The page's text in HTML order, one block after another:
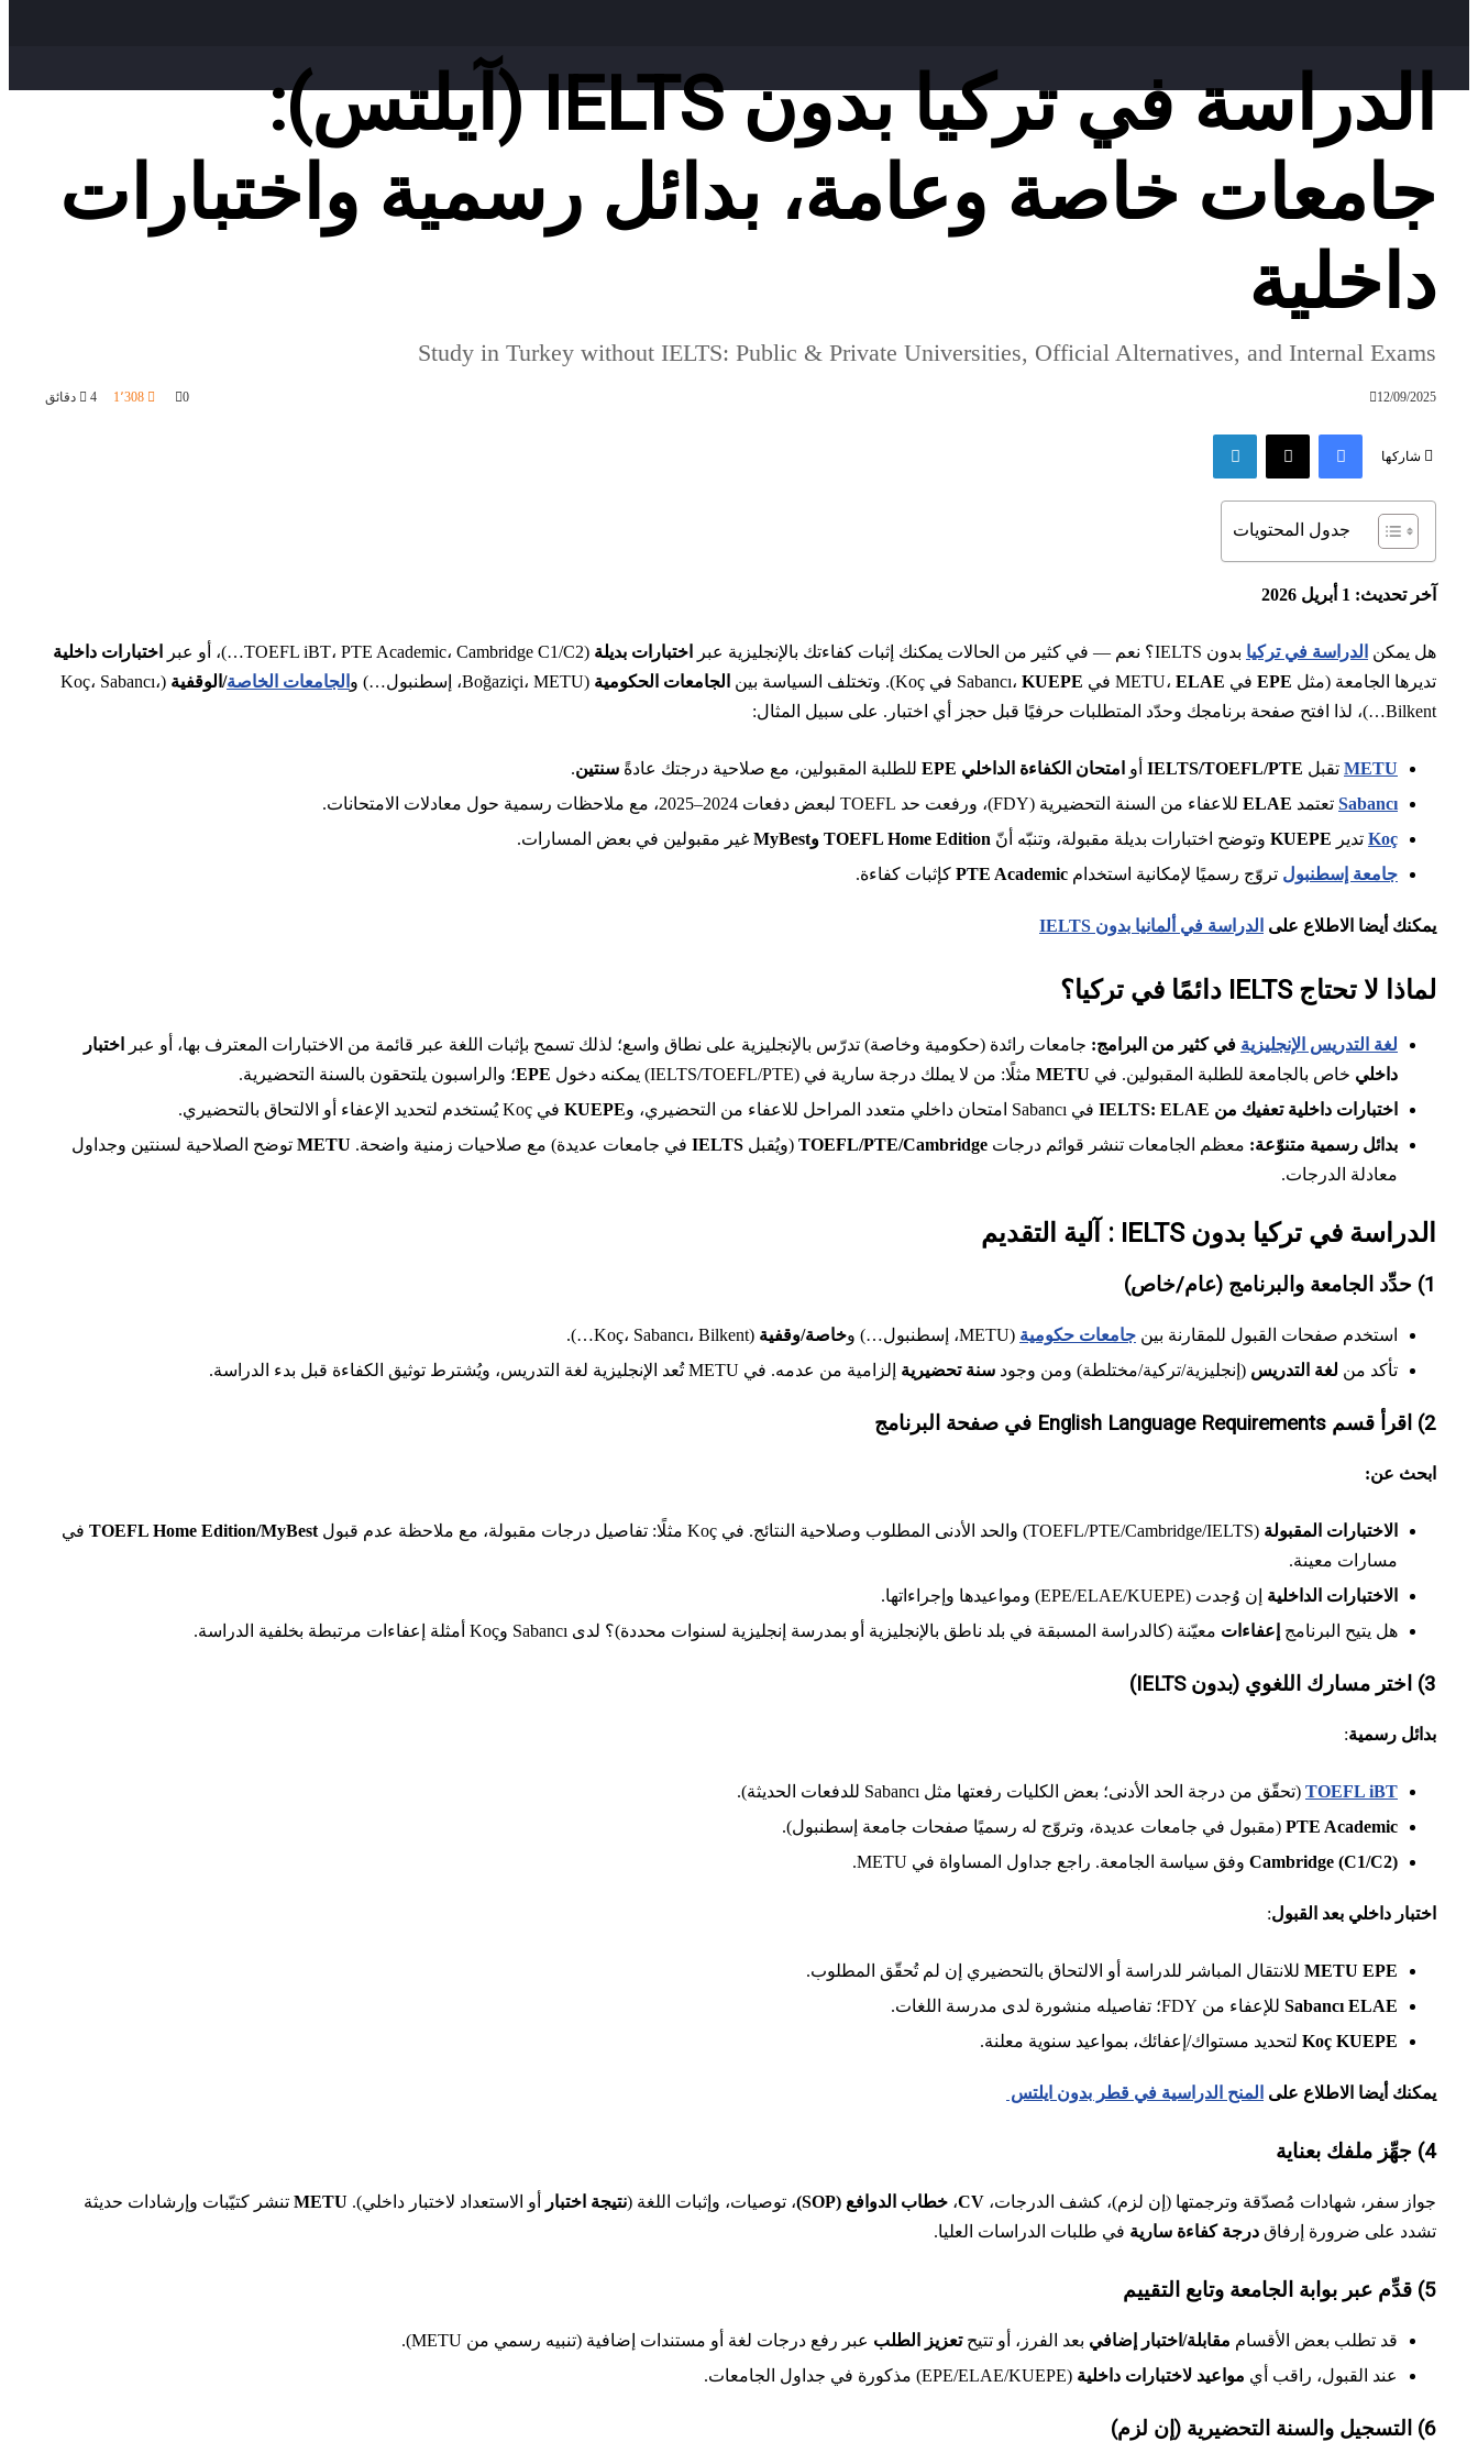
الدراسة في تركيا بدون IELTS (آيلتس):
جامعات خاصة وعامة، بدائل رسمية واختبارات
داخلية
Study in Turkey without IELTS: Public & Private Universities, Official Alternatives, and Internal Exams
12/09/2025
0 1٬308 4 دقائق
شاركها
فيسبوك‫X لينكدإن
جدول المحتويات
آخر تحديث: 1 أبريل 2026
هل يمكن الدراسة في تركيا بدون IELTS؟ نعم — في كثير من الحالات يمكنك إثبات كفاءتك بالإنجليزية عبر اختبارات بديلة (TOEFL iBT، PTE Academic، Cambridge C1/C2…)، أو عبر
اختبارات داخلية
تديرها الجامعة (مثل EPE في METU، ELAE في Sabancı، KUEPE في Koç). وتختلف السياسة بين الجامعات الحكومية (Boğaziçi، METU، إسطنبول…) و الجامعات الخاصة/الوقفية
(Koç، Sabancı،
Bilkent…)، لذا افتح صفحة برنامجك وحدّد المتطلبات حرفيًا قبل حجز أي اختبار. على سبيل المثال:
METU تقبل IELTS/TOEFL/PTE أو امتحان الكفاءة الداخلي EPE للطلبة المقبولين، مع صلاحية درجتك عادةً سنتين.
Sabancı تعتمد ELAE للاعفاء من السنة التحضيرية (FDY)، ورفعت حد TOEFL لبعض دفعات 2024–2025، مع ملاحظات رسمية حول معادلات الامتحانات.
Koç تدير KUEPE وتوضح اختبارات بديلة مقبولة، وتنبّه أنّ TOEFL Home Edition وMyBest
غير مقبولين في بعض المسارات.
جامعة إسطنبول تروّج رسميًا لإمكانية استخدام PTE Academic كإثبات كفاءة.
يمكنك أيضا الاطلاع على الدراسة في ألمانيا بدون IELTS
لماذا لا تحتاج IELTS دائمًا في تركيا؟
لغة التدريس الإنجليزية في كثير من البرامج: جامعات رائدة (حكومية وخاصة) تدرّس بالإنجليزية على نطاق واسع؛ لذلك تسمح بإثبات اللغة عبر قائمة من الاختبارات المعترف بها، أو عبر
اختبار
داخلي خاص بالجامعة للطلبة المقبولين. في METU مثلًا: من لا يملك درجة سارية في (IELTS/TOEFL/PTE) يمكنه دخول EPE؛ والراسبون يلتحقون بالسنة التحضيرية.
اختبارات داخلية تعفيك من IELTS: ELAE في Sabancı امتحان داخلي متعدد المراحل للاعفاء من التحضيري، و KUEPE في Koç يُستخدم لتحديد الإعفاء أو الالتحاق بالتحضيري.
بدائل رسمية متنوّعة: معظم الجامعات تنشر قوائم درجات TOEFL/PTE/Cambridge (ويُقبل IELTS في جامعات عديدة) مع صلاحيات زمنية واضحة. METU توضح الصلاحية لسنتين وجداول
معادلة الدرجات.
الدراسة في تركيا بدون IELTS : آلية التقديم
1) حدِّد الجامعة والبرنامج (عام/خاص)
استخدم صفحات القبول للمقارنة بين جامعات حكومية (METU، إسطنبول…) و خاصة/وقفية (Koç، Sabancı، Bilkent…).
تأكد من لغة التدريس (إنجليزية/تركية/مختلطة) ومن وجود سنة تحضيرية إلزامية من عدمه. في METU تُعد الإنجليزية لغة التدريس، ويُشترط توثيق الكفاءة قبل بدء الدراسة.
2) اقرأ قسم English Language Requirements في صفحة البرنامج
ابحث عن:
الاختبارات المقبولة (TOEFL/PTE/Cambridge/IELTS) والحد الأدنى المطلوب وصلاحية النتائج. في Koç مثلًا: تفاصيل درجات مقبولة، مع ملاحظة عدم قبول TOEFL Home Edition/MyBest في
مسارات معينة.
الاختبارات الداخلية إن وُجدت (EPE/ELAE/KUEPE) ومواعيدها وإجراءاتها.
هل يتيح البرنامج إعفاءات معيّنة (كالدراسة المسبقة في بلد ناطق بالإنجليزية أو بمدرسة إنجليزية لسنوات محددة)؟ لدى Sabancı وKoç أمثلة إعفاءات مرتبطة بخلفية الدراسة.
3) اختر مسارك اللغوي (بدون IELTS)
بدائل رسمية:
TOEFL iBT (تحقّق من درجة الحد الأدنى؛ بعض الكليات رفعتها مثل Sabancı للدفعات الحديثة).
PTE Academic (مقبول في جامعات عديدة، وتروّج له رسميًا صفحات جامعة إسطنبول).
Cambridge (C1/C2) وفق سياسة الجامعة. راجع جداول المساواة في METU.
اختبار داخلي بعد القبول:
METU EPE للانتقال المباشر للدراسة أو الالتحاق بالتحضيري إن لم تُحقّق المطلوب.
Sabancı ELAE للإعفاء من FDY؛ تفاصيله منشورة لدى مدرسة اللغات.
Koç KUEPE لتحديد مستواك/إعفائك، بمواعيد سنوية معلنة.
يمكنك أيضا الاطلاع على المنح الدراسية في قطر بدون ايلتس
4) جهِّز ملفك بعناية
جواز سفر، شهادات مُصدّقة وترجمتها (إن لزم)، كشف الدرجات، CV، خطاب الدوافع (SOP) ، توصيات، وإثبات اللغة (نتيجة اختبار أو الاستعداد لاختبار داخلي). METU تنشر كتيّبات وإرشادات حديثة
تشدد على ضرورة إرفاق درجة كفاءة سارية في طلبات الدراسات العليا.
5) قدِّم عبر بوابة الجامعة وتابع التقييم
قد تطلب بعض الأقسام مقابلة/اختبار إضافي بعد الفرز، أو تتيحتعزيز الطلب عبر رفع درجات لغة أو مستندات إضافية (تنبيه رسمي من METU).
عند القبول، راقب أي مواعيد لاختبارات داخلية (EPE/ELAE/KUEPE) مذكورة في جداول الجامعات.
6) التسجيل والسنة التحضيرية (إن لزم)